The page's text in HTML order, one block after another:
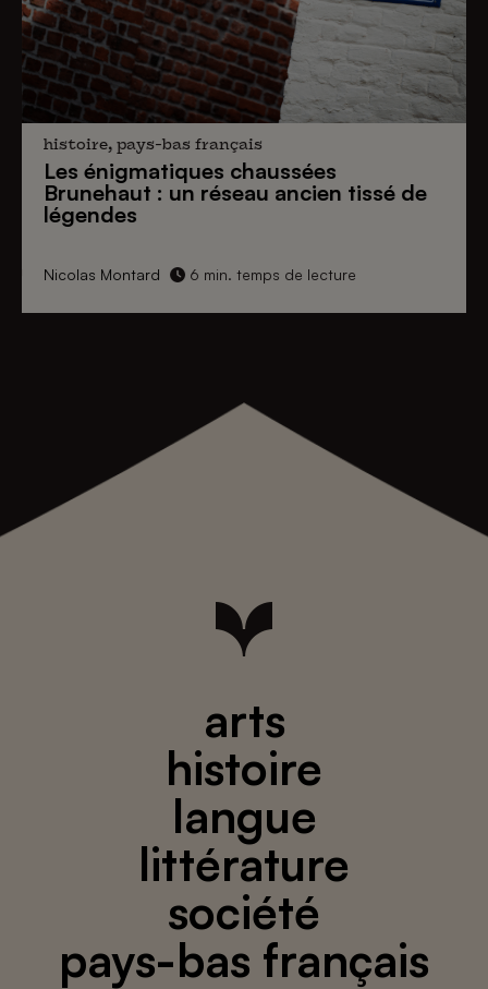
histoire, pays-bas français
Les énigmatiques chaussées
Brunehaut : un réseau ancien tissé de
légendes
Nicolas Montard 6 min. temps de lecture
arts
histoire
langue
littérature
société
pays-bas français